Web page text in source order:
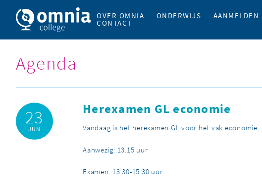
OVER OMNIA ONDERWIJS AANMELDEN
CONTACT
Agenda
23
JUN
Herexamen GL economie
Vandaag is het herexamen GL voor het vak economie.
Aanwezig: 13.15 uur
Examen: 13.30-15.30 uur